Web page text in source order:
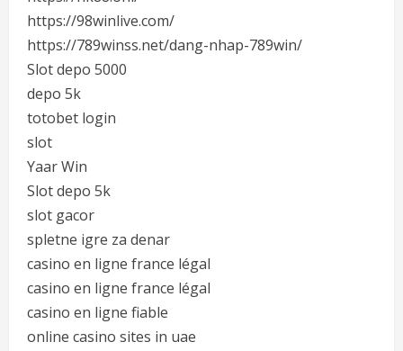
https://98winlive.com/
https://789winss.net/dang-nhap-789win/
Slot depo 5000
depo 5k
totobet login
slot
Yaar Win
Slot depo 5k
slot gacor
spletne igre za denar
casino en ligne france légal
casino en ligne france légal
casino en ligne fiable
online casino sites in uae